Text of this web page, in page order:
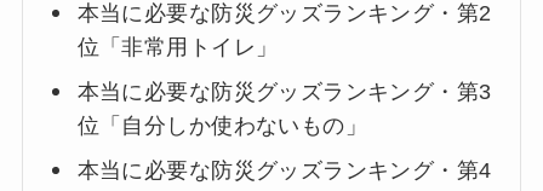
本当に必要な防災グッズランキング・第2
位「非常用トイレ」
本当に必要な防災グッズランキング・第3
位「自分しか使わないもの」
本当に必要な防災グッズランキング・第4